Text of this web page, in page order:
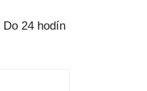
Do 24 hodín